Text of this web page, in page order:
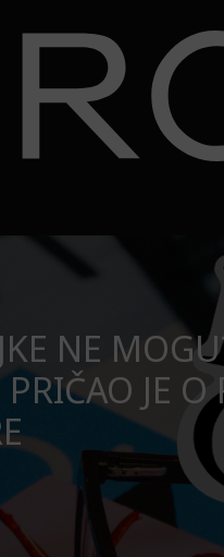
AMERIČKU
ovu američku seriju?